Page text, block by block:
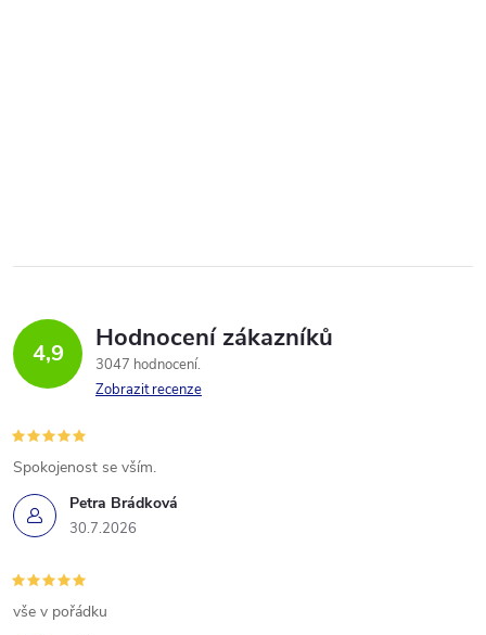
4,9 Hodnocení zákazníků
3047 hodnocení
Zobrazit recenze
Petra Brádková
30.7.2026
Spokojenost se vším.
vše v pořádku